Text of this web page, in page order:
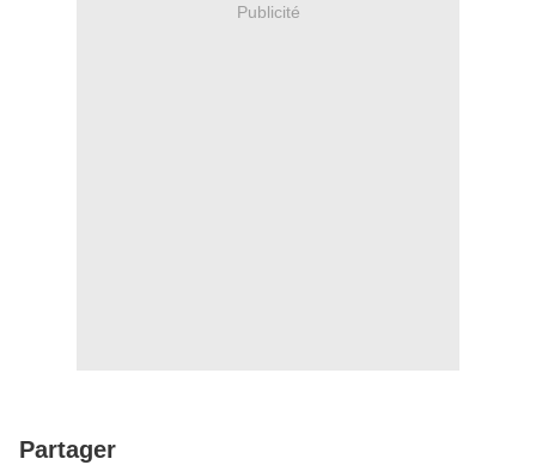
Publicité
Partager